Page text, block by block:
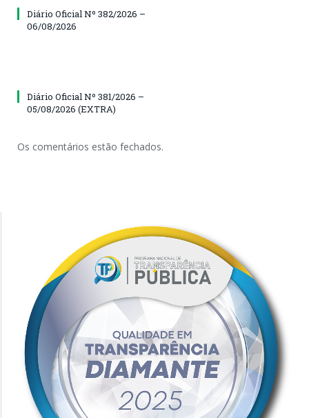
Diário Oficial Nº 382/2026 –
06/08/2026
Diário Oficial Nº 381/2026 –
05/08/2026 (EXTRA)
Os comentários estão fechados.